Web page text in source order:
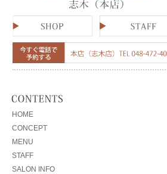
HOME
CONCEPT
MENU
STAFF
SALON INFO